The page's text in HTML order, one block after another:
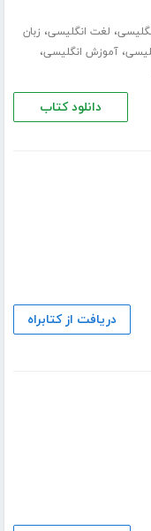
، لغت انگلیسی، زبان
،آموزش انگلیسی،
دانلود کتاب
دریافت از کتابراه